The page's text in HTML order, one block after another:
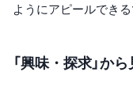
ようにアピールできる
「興味・探求」か